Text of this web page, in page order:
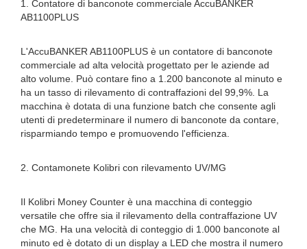
1. Contatore di banconote commerciale AccuBANKER
AB1100PLUS
L'AccuBANKER AB1100PLUS è un contatore di banconote
commerciale ad alta velocità progettato per le aziende ad
alto volume. Può contare fino a 1.200 banconote al minuto e
ha un tasso di rilevamento di contraffazioni del 99,9%. La
macchina è dotata di una funzione batch che consente agli
utenti di predeterminare il numero di banconote da contare,
risparmiando tempo e promuovendo l'efficienza.
2. Contamonete Kolibri con rilevamento UV/MG
Il Kolibri Money Counter è una macchina di conteggio
versatile che offre sia il rilevamento della contraffazione UV
che MG. Ha una velocità di conteggio di 1.000 banconote al
minuto ed è dotato di un display a LED che mostra il numero